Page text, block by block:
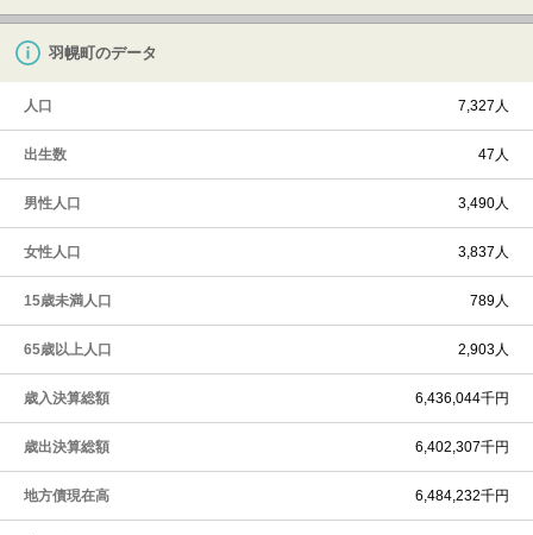
羽幌町のデータ
人口 7,327人
出生数 47人
男性人口 3,490人
女性人口 3,837人
15歳未満人口 789人
65歳以上人口 2,903人
歳入決算総額 6,436,044千円
歳出決算総額 6,402,307千円
地方債現在高 6,484,232千円